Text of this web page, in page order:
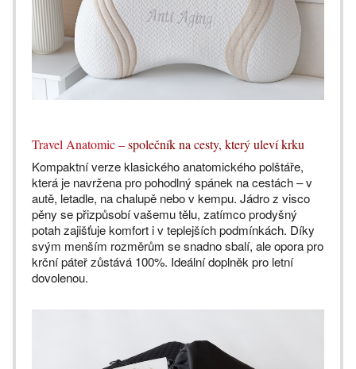
Travel Anatomic– společník na cesty, který uleví krku
Kompaktní verze klasického anatomického polštáře,
která je navržena pro pohodlný spánek na cestách – v
autě, letadle, na chalupě nebo v kempu. Jádro z visco
pěny se přizpůsobí vašemu tělu, zatímco prodyšný
potah zajišťuje komfort i v teplejších podmínkách. Díky
svým menším rozměrům se snadno sbalí, ale opora pro
krční páteř zůstává 100%. Ideální doplněk pro letní
dovolenou.